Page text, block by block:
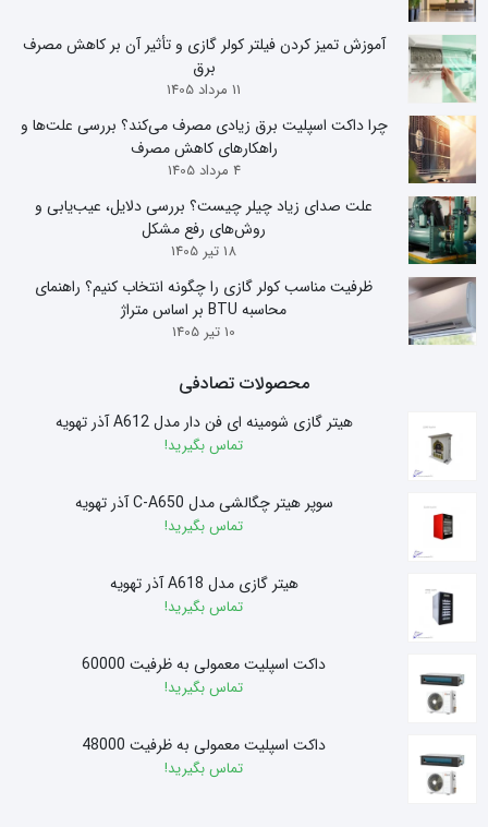
آموزش تمیز کردن فیلتر کولر گازی و تأثیر آن بر کاهش مصرف
برق
11 مرداد 1405
چرا داکت اسپلیت برق زیادی مصرف می‌کند؟ بررسی علت‌ها و
راهکارهای کاهش مصرف
4 مرداد 1405
علت صدای زیاد چیلر چیست؟ بررسی دلایل، عیب‌یابی و
روش‌های رفع مشکل
18 تیر 1405
ظرفیت مناسب کولر گازی را چگونه انتخاب کنیم؟ راهنمای
محاسبه BTU بر اساس متراژ
10 تیر 1405
محصولات تصادفی
هیتر گازی شومینه ای فن دار مدل A612 آذر تهویه
تماس بگیرید!
سوپر هیتر چگالشی مدل C-A650 آذر تهویه
تماس بگیرید!
هیتر گازی مدل A618 آذر تهویه
تماس بگیرید!
داکت اسپلیت معمولی به ظرفیت 60000
تماس بگیرید!
داکت اسپلیت معمولی به ظرفیت 48000
تماس بگیرید!